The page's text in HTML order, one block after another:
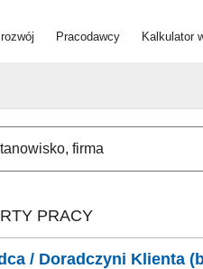
Pracodawcy Kalkulator
PRACY
/ Doradczyni Klienta